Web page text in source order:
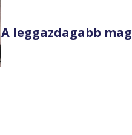
A leggazdagabb